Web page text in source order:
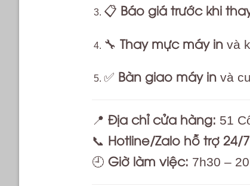
📋 Báo giá trước khi
🔧Thay mực máy in và
✅ Bàn giao máy in và
📍 Địa chỉ cửa hàng: 51
📞 Hotline/Zalo hỗ trợ 24/
🕘 Giờ làm việc: 7h30 –